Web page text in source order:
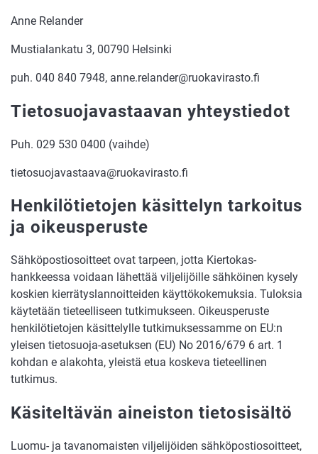
Anne Relander
Mustialankatu 3, 00790 Helsinki
puh. 040 840 7948, anne.relander@ruokavirasto.fi
Tietosuojavastaavan yhteystiedot
Puh. 029 530 0400 (vaihde)
tietosuojavastaava@ruokavirasto.fi
Henkilötietojen käsittelyn tarkoitus
ja oikeusperuste
Sähköpostiosoitteet ovat tarpeen, jotta Kiertokas-
hankkeessa voidaan lähettää viljelijöille sähköinen kysely
koskien kierrätyslannoitteiden käyttökokemuksia. Tuloksia
käytetään tieteelliseen tutkimukseen. Oikeusperuste
henkilötietojen käsittelylle tutkimuksessamme on EU:n
yleisen tietosuoja-asetuksen (EU) No 2016/679 6 art. 1
kohdan e alakohta, yleistä etua koskeva tieteellinen
tutkimus.
Käsiteltävän aineiston tietosisältö
Luomu- ja tavanomaisten viljelijöiden sähköpostiosoitteet,